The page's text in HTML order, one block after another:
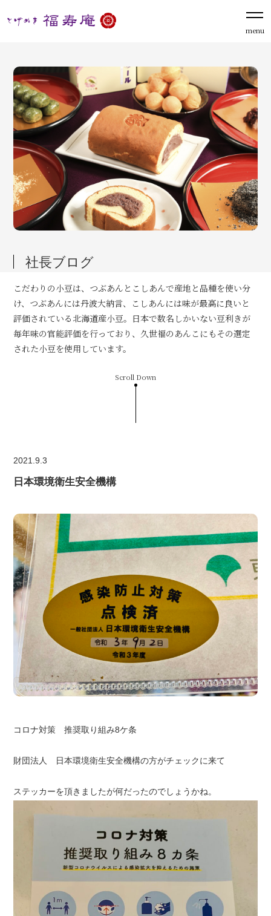
menu
社長ブログ
こだわりの小豆は、つぶあんとこしあんで産地と品種を使い分
け、つぶあんには丹波大納言、こしあんには味が最高に良いと
評価されている北海道産小豆。日本で数名しかいない豆利きが
毎年味の官能評価を行っており、久世福のあんこにもその選定
された小豆を使用しています。
Scroll Down
2021.9.3
日本環境衛生安全機構
コロナ対策 推奨取り組み8ケ条
財団法人 日本環境衛生安全機構の方がチェックに来て
ステッカーを頂きましたが何だったのでしょうかね。